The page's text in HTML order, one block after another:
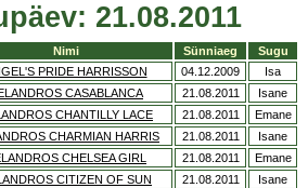
21.08.2011
Nimi Sünniaeg
Sugu
PRIDE HARRISSON 04.12.2009
Isa
CASABLANCA 21.08.2011
Isane
CHANTILLY LACE 21.08.2011
Emane
CHARMIAN HARRIS 21.08.2011
Isane
CHELSEA GIRL 21.08.2011
Emane
CITIZEN OF SUN 21.08.2011
Isane